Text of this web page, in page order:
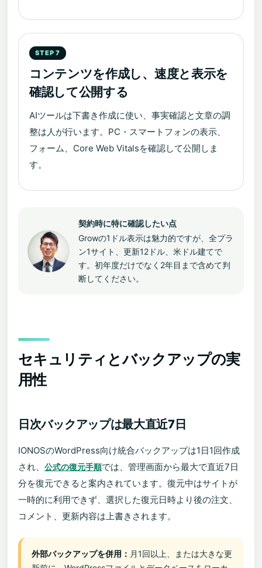
コンテンツを作成し、速度と表示を
確認して公開する
AIツールは下書き作成に使い、事実確認と文章の調
整は人が行います。PC・スマートフォンの表示、
フォーム、Core Web Vitalsを確認して公開しま
す。
契約時に特に確認したい点
Growの1ドル表示は魅力的ですが、全プラ
ン1サイト、更新12ドル、米ドル建てで
す。初年度だけでなく2年目まで含めて判
断してください。
セキュリティとバックアップの実
用性
日次バックアップは最大直近7日
IONOSのWordPress向け統合バックアップは1日1回作成
され、 公式の復元手順では、管理画面から最大で直近7日
分を復元できると案内されています。復元中はサイトが
一時的に利用できず、選択した復元日時より後の注文、
コメント、更新内容は上書きされます。
外部バックアップを併用： 月1回以上、または大きな更